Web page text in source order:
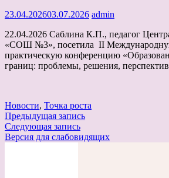
23.04.202603.07.2026 admin
22.04.2026 Саблина К.П., педагог
«СОШ №3», посетила II
практическую конференцию
границ: проблемы, решения,
Новости, Точка роста
Навигация
по
Предыдущая запись
Следующая запись
Версия для слабовидящих